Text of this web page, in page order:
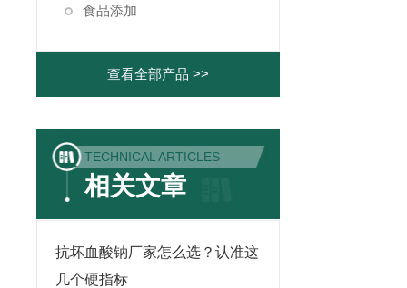
食品添加
查看全部产品 >>
TECHNICAL ARTICLES
相关文章
抗坏血酸钠厂家怎么选？认准这
几个硬指标